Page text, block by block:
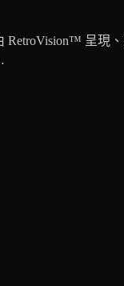
RetroVision™ 呈現